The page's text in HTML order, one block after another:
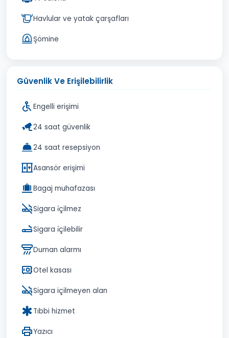
Havlular ve yatak çarşafları
Şömine
Güvenlik Ve Erişilebilirlik
Engelli erişimi
24 saat güvenlik
24 saat resepsiyon
Asansör erişimi
Bagaj muhafazası
Sigara i̇çilmez
Sigara i̇çilebilir
Duman alarmı
Otel kasası
Sigara içilmeyen alan
Tıbbi hizmet
Yazıcı